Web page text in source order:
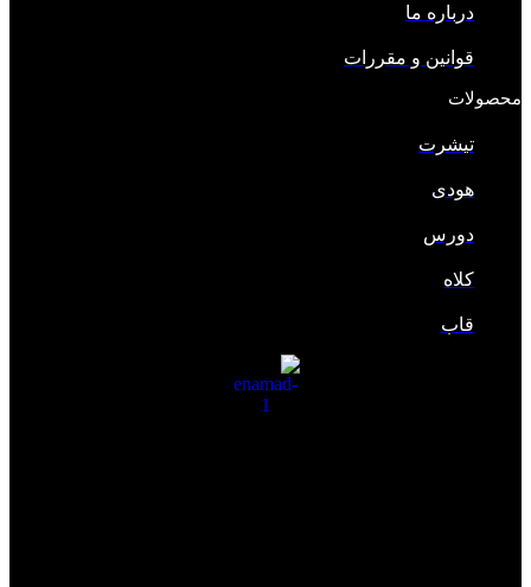
درباره ما
قوانین و مقررات
محصولات
تیشرت
هودی
دورس
کلاه
قاب